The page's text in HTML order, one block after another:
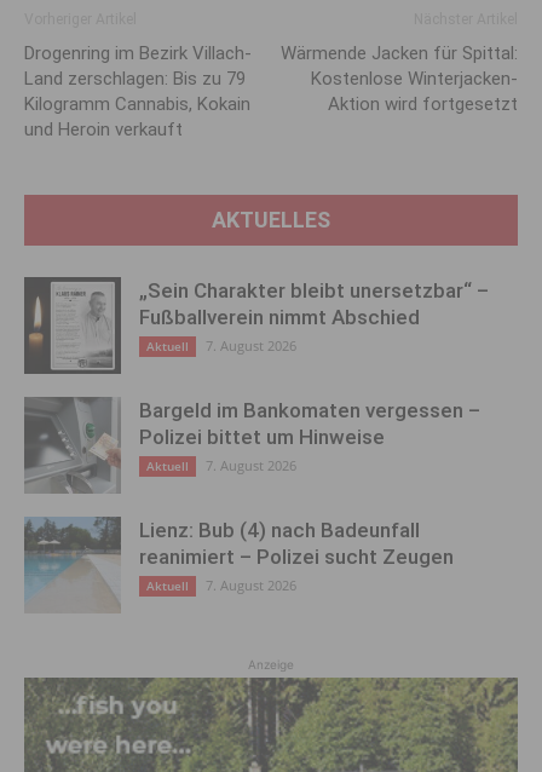
Drogenring im Bezirk Villach-
Land zerschlagen: Bis zu 79
Kilogramm Cannabis, Kokain
und Heroin verkauft
Wärmende Jacken für Spittal:
Kostenlose Winterjacken-
Aktion wird fortgesetzt
AKTUELLES
„Sein Charakter bleibt unersetzbar“ –
Fußballverein nimmt Abschied
Aktuell 7. August 2026
Bargeld im Bankomaten vergessen –
Polizei bittet um Hinweise
Aktuell 7. August 2026
Lienz: Bub (4) nach Badeunfall
reanimiert – Polizei sucht Zeugen
Aktuell 7. August 2026
Anzeige